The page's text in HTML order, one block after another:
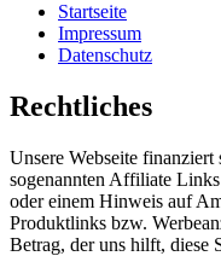
Startseite
Impressum
Datenschutz
Rechtliches
Unsere Webseite
sogenannten Affiliate
oder einem Hinweis auf
Produktlinks bzw.
Betrag, der uns hilft, diese